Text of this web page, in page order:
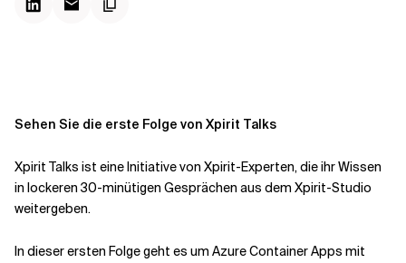
Sehen Sie die erste Folge von Xpirit Talks
Xpirit Talks ist eine Initiative von Xpirit-Experten, die ihr Wissen
in lockeren 30-minütigen Gesprächen aus dem Xpirit-Studio
weitergeben.
In dieser ersten Folge geht es um Azure Container Apps mit